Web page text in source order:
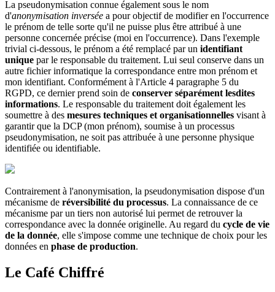
La pseudonymisation connue également sous le nom
d'anonymisation inversée a pour objectif de modifier en l'occurrence
le prénom de telle sorte qu'il ne puisse plus être attribué à une
personne concernée précise (moi en l'occurrence). Dans l'exemple
trivial ci-dessous, le prénom a été remplacé par un identifiant
unique par le responsable du traitement. Lui seul conserve dans un
autre fichier informatique la correspondance entre mon prénom et
mon identifiant. Conformément à l'Article 4 paragraphe 5 du
RGPD, ce dernier prend soin de conserver séparément lesdites
informations. Le responsable du traitement doit également les
soumettre à des mesures techniques et organisationnelles visant à
garantir que la DCP (mon prénom), soumise à un processus
pseudonymisation, ne soit pas attribuée à une personne physique
identifiée ou identifiable.
Contrairement à l'anonymisation, la pseudonymisation dispose d'un
mécanisme de réversibilité du processus. La connaissance de ce
mécanisme par un tiers non autorisé lui permet de retrouver la
correspondance avec la donnée originelle. Au regard du cycle de vie
de la donnée, elle s'impose comme une technique de choix pour les
données en phase de production.
Le Café Chiffré